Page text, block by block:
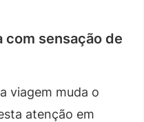
com sensação de
viagem muda o
atenção em